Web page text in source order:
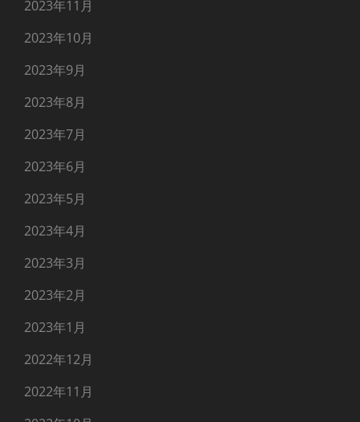
2023年11月
2023年10月
2023年9月
2023年8月
2023年7月
2023年6月
2023年5月
2023年4月
2023年3月
2023年2月
2023年1月
2022年12月
2022年11月